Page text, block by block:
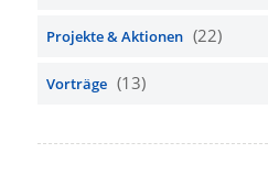
Projekte & Aktionen (22)
Vorträge (13)